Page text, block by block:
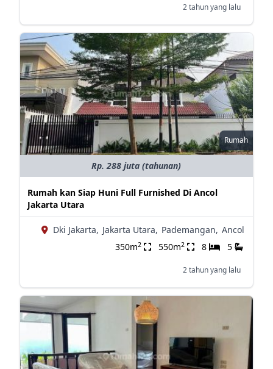
2 tahun yang lalu
Rumah
Rp. 288 juta (tahunan)
Rumah kan Siap Huni Full Furnished Di Ancol
Jakarta Utara
Dki Jakarta, Jakarta Utara, Pademangan, Ancol
350m2 550m2 8 5
2 tahun yang lalu